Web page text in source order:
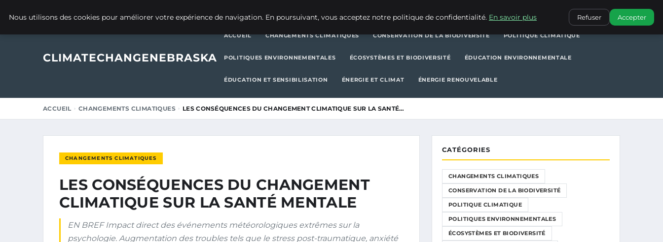
POLITIQUES ENVIRONNEMENTALES
CLIMATECHANGENEBRASKA
ACCUEIL CHANGEMENTS CLIMATIQUES CONSERVATION DE LA BIODIVERSITÉ POLITIQUE CLIMATIQUE
POLITIQUES ENVIRONNEMENTALES ÉCOSYSTÈMES ET BIODIVERSITÉ ÉDUCATION ENVIRONNEMENTALE
ÉDUCATION ET SENSIBILISATION ÉNERGIE ET CLIMAT ÉNERGIE RENOUVELABLE
ACCUEIL CHANGEMENTS CLIMATIQUES LES CONSÉQUENCES DU CHANGEMENT CLIMATIQUE SUR LA SANTÉ…
CHANGEMENTS CLIMATIQUES
LES CONSÉQUENCES DU CHANGEMENT
CLIMATIQUE SUR LA SANTÉ MENTALE
EN BREF Impact direct des événements météorologiques extrêmes sur la
psychologie. Augmentation des troubles tels que le stress post-traumatique, anxiété
CATÉGORIES
CHANGEMENTS CLIMATIQUES
CONSERVATION DE LA BIODIVERSITÉ
POLITIQUE CLIMATIQUE
POLITIQUES ENVIRONNEMENTALES
ÉCOSYSTÈMES ET BIODIVERSITÉ
Nous utilisons des cookies pour améliorer votre expérience de navigation. En poursuivant, vous acceptez notre politique de confidentialité. En savoir plus Refuser Accepter